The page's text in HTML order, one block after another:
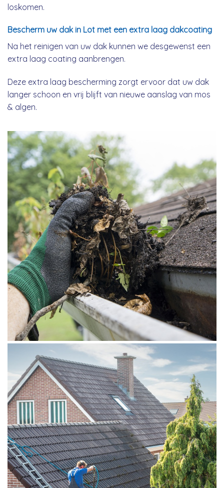
loskomen.
Bescherm uw dak in Lot met een extra laag dakcoating
Na het reinigen van uw dak kunnen we desgewenst een
extra laag coating aanbrengen.
Deze extra laag bescherming zorgt ervoor dat uw dak
langer schoon en vrij blijft van nieuwe aanslag van mos
& algen.